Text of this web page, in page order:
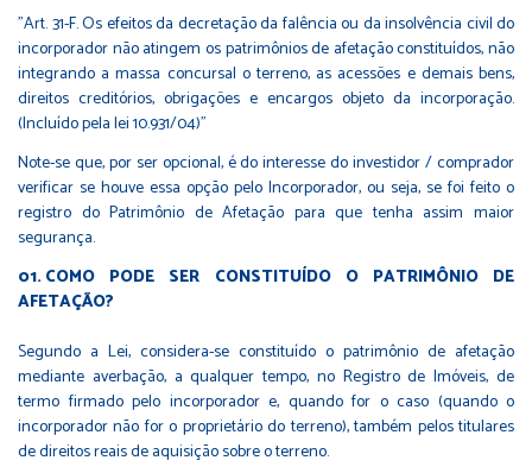
"Art. 31-F. Os efeitos da decretação da falência ou da insolvência civil do
incorporador não atingem os patrimônios de afetação constituídos, não
integrando a massa concursal o terreno, as acessões e demais bens,
direitos creditórios, obrigações e encargos objeto da incorporação.
(Incluído pela lei 10.931/04)"
Note-se que, por ser opcional, é do interesse do investidor / comprador
verificar se houve essa opção pelo Incorporador, ou seja, se foi feito o
registro do Patrimônio de Afetação para que tenha assim maior
segurança.
COMO PODE SER CONSTITUÍDO O PATRIMÔNIO DE
AFETAÇÃO?
Segundo a Lei, considera-se constituído o patrimônio de afetação
mediante averbação, a qualquer tempo, no Registro de Imóveis, de
termo firmado pelo incorporador e, quando for o caso (quando o
incorporador não for o proprietário do terreno), também pelos titulares
de direitos reais de aquisição sobre o terreno.